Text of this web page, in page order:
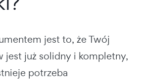
jest to, że Twój
jest już solidny i kompletny,
potrzeba